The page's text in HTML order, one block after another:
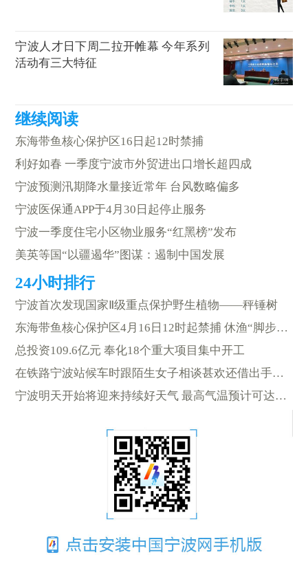
宁波人才日下周二拉开帷幕 今年系列
活动有三大特征
东海带鱼核心保护区16日起12时禁捕
利好如春 一季度宁波市外贸进出口增长超四成
宁波预测汛期降水量接近常年 台风数略偏多
宁波医保通APP于4月30日起停止服务
宁波一季度住宅小区物业服务“红黑榜”发布
美英等国“以疆遏华”图谋：遏制中国发展
宁波首次发现国家Ⅱ级重点保护野生植物——秤锤树
东海带鱼核心保护区4月16日12时起禁捕 休渔“脚步”近了
总投资109.6亿元 奉化18个重大项目集中开工
在铁路宁波站候车时跟陌生女子相谈甚欢还借出手机？结果……
宁波明天开始将迎来持续好天气 最高气温预计可达24℃左右